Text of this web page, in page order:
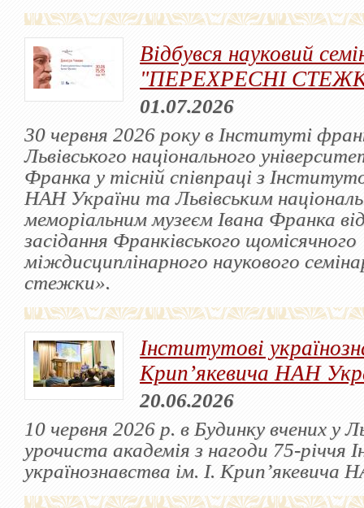
Відбувся науковий
"ПЕРЕХРЕСНІ
01.07.2026
30 червня 2026 року в Інституті
Львівського національного
Франка у тісній співпраці з
НАН України та Львівським
меморіальним музеєм Івана Франка
засідання Франківського щомісячного
міждисциплінарного наукового
стежки».
Інститутові
Крип’якевича НАН
20.06.2026
10 червня 2026 р. в Будинку вчених у
урочиста академія з нагоди 75-річчя
українознавства ім. І. Крип’якевича